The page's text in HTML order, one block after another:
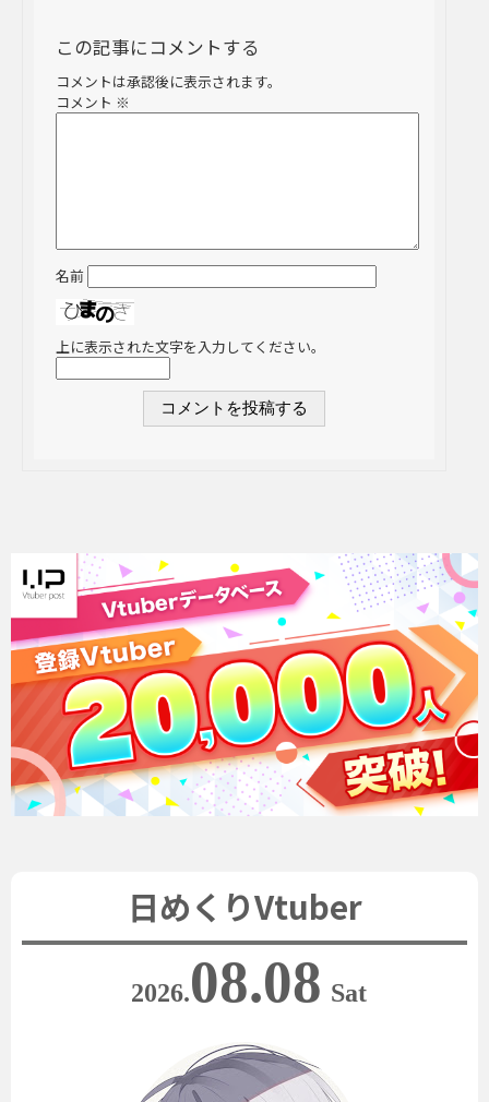
この記事にコメントする
コメントは承認後に表示されます。
コメント ※
名前
上に表示された文字を入力してください。
日めくりVtuber
2026.08.08 Sat